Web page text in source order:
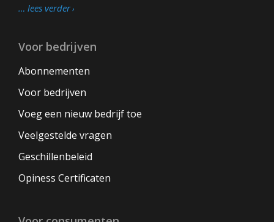
… lees verder
Voor bedrijven
Abonnementen
Voor bedrijven
Voeg een nieuw bedrijf toe
Veelgestelde vragen
Geschillenbeleid
Opiness Certificaten